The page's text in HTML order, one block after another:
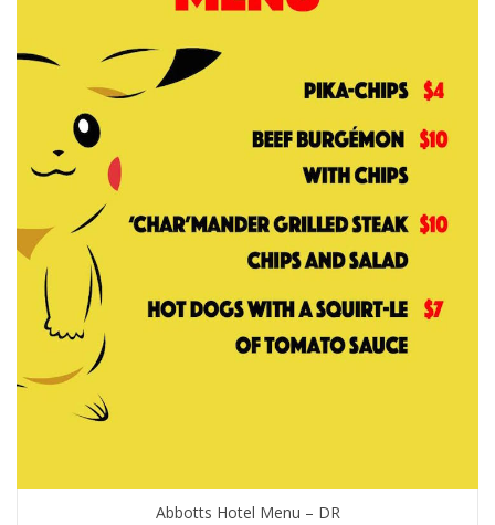
Abbotts Hotel Menu – DR